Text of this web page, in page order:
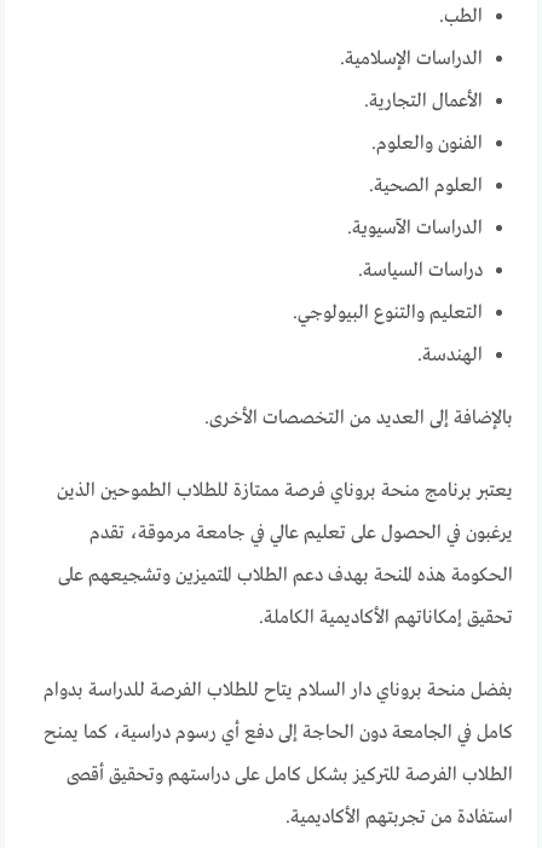
الطب.
الدراسات الإسلامية.
الأعمال التجارية.
الفنون والعلوم.
العلوم الصحية.
الدراسات الآسيوية.
دراسات السياسة.
التعليم والتنوع البيولوجي.
الهندسة.
بالإضافة إلى العديد من التخصصات الأخرى.
يعتبر برنامج منحة بروناي فرصة ممتازة للطلاب الطموحين الذين
يرغبون في الحصول على تعليم عالي في جامعة مرموقة، تقدم
الحكومة هذه المنحة بهدف دعم الطلاب المتميزين وتشجيعهم على
تحقيق إمكاناتهم الأكاديمية الكاملة.
بفضل منحة بروناي دار السلام يتاح للطلاب الفرصة للدراسة بدوام
كامل في الجامعة دون الحاجة إلى دفع أي رسوم دراسية، كما يمنح
الطلاب الفرصة للتركيز بشكل كامل على دراستهم وتحقيق أقصى
استفادة من تجربتهم الأكاديمية.